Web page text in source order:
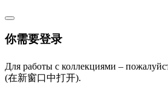
你需要登录
Для работы с коллекциями –
(在新窗口中打开).